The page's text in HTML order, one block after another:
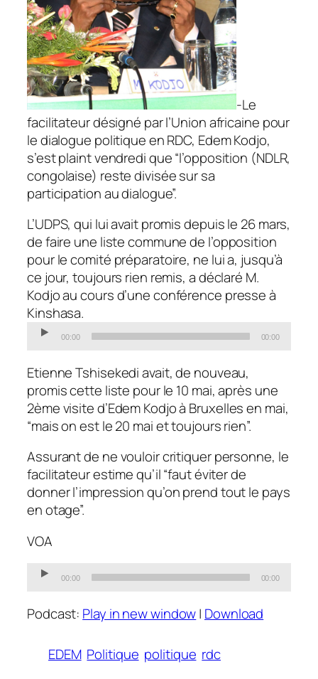
-Le
facilitateur désigné par l’Union africaine pour
le dialogue politique en RDC, Edem Kodjo,
s’est plaint vendredi que “l’opposition (NDLR,
congolaise) reste divisée sur sa
participation au dialogue”.
L’UDPS, qui lui avait promis depuis le 26 mars,
de faire une liste commune de l’opposition
pour le comité préparatoire, ne lui a, jusqu’à
ce jour, toujours rien remis, a déclaré M.
Kodjo au cours d’une conférence presse à
Kinshasa.
Audio
00:00 00:00
Etienne Tshisekedi avait, de nouveau,
promis cette liste pour le 10 mai, après une
2ème visite d’Edem Kodjo à Bruxelles en mai,
“mais on est le 20 mai et toujours rien”.
Assurant de ne vouloir critiquer personne, le
facilitateur estime qu’il “faut éviter de
donner l’impression qu’on prend tout le pays
en otage”.
VOA
Audio
00:00 00:00
Podcast: Play in new window| Download
EDEM Politique politique rdc